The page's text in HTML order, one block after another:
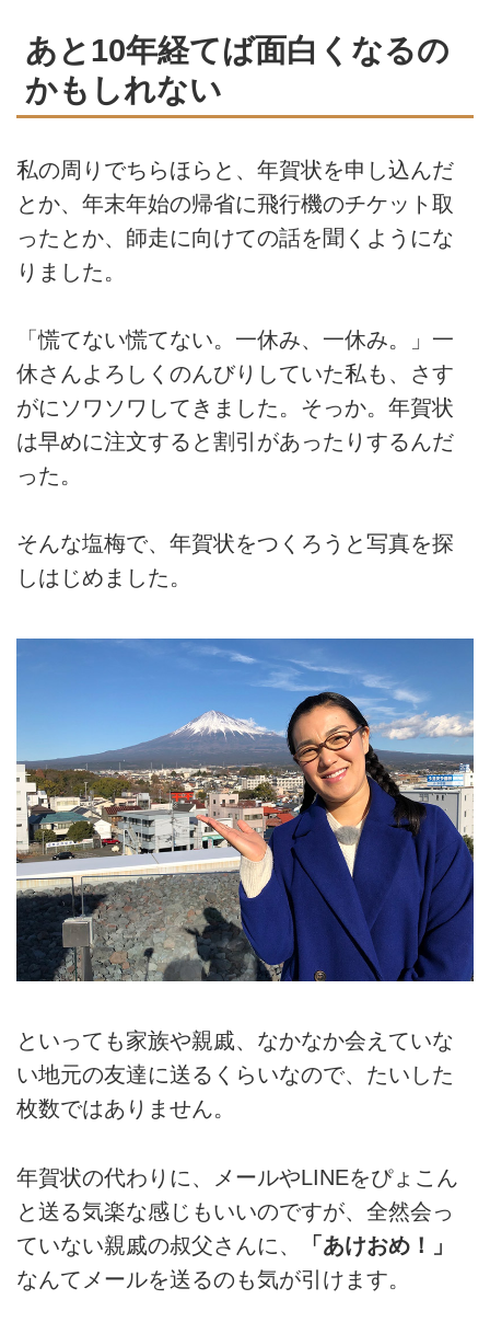
あと10年経てば面白くなるの
かもしれない
私の周りでちらほらと、年賀状を申し込んだ
とか、年末年始の帰省に飛行機のチケット取
ったとか、師走に向けての話を聞くようにな
りました。
「慌てない慌てない。一休み、一休み。」一
休さんよろしくのんびりしていた私も、さす
がにソワソワしてきました。そっか。年賀状
は早めに注文すると割引があったりするんだ
った。
そんな塩梅で、年賀状をつくろうと写真を探
しはじめました。
といっても家族や親戚、なかなか会えていな
い地元の友達に送るくらいなので、たいした
枚数ではありません。
年賀状の代わりに、メールやLINEをぴょこん
と送る気楽な感じもいいのですが、全然会っ
ていない親戚の叔父さんに、
「あけおめ！」
なんてメールを送るのも気が引けます。